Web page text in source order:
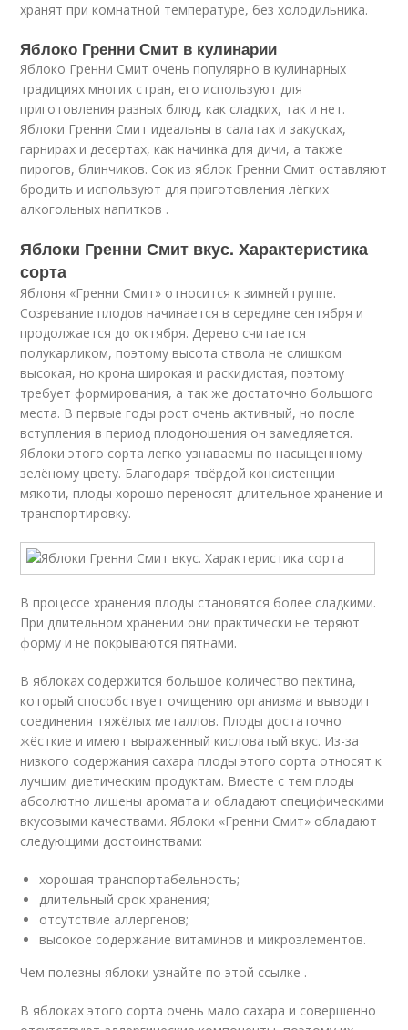
хранят при комнатной температуре, без холодильника.
Яблоко Гренни Смит в кулинарии
Яблоко Гренни Смит очень популярно в кулинарных
традициях многих стран, его используют для
приготовления разных блюд, как сладких, так и нет.
Яблоки Гренни Смит идеальны в салатах и закусках,
гарнирах и десертах, как начинка для дичи, а также
пирогов, блинчиков. Сок из яблок Гренни Смит оставляют
бродить и используют для приготовления лёгких
алкогольных напитков .
Яблоки Гренни Смит вкус. Характеристика
сорта
Яблоня «Гренни Смит» относится к зимней группе.
Созревание плодов начинается в середине сентября и
продолжается до октября. Дерево считается
полукарликом, поэтому высота ствола не слишком
высокая, но крона широкая и раскидистая, поэтому
требует формирования, а так же достаточно большого
места. В первые годы рост очень активный, но после
вступления в период плодоношения он замедляется.
Яблоки этого сорта легко узнаваемы по насыщенному
зелёному цвету. Благодаря твёрдой консистенции
мякоти, плоды хорошо переносят длительное хранение и
транспортировку.
В процессе хранения плоды становятся более сладкими.
При длительном хранении они практически не теряют
форму и не покрываются пятнами.
В яблоках содержится большое количество пектина,
который способствует очищению организма и выводит
соединения тяжёлых металлов. Плоды достаточно
жёсткие и имеют выраженный кисловатый вкус. Из-за
низкого содержания сахара плоды этого сорта относят к
лучшим диетическим продуктам. Вместе с тем плоды
абсолютно лишены аромата и обладают специфическими
вкусовыми качествами. Яблоки «Гренни Смит» обладают
следующими достоинствами:
хорошая транспортабельность;
длительный срок хранения;
отсутствие аллергенов;
высокое содержание витаминов и микроэлементов.
Чем полезны яблоки узнайте по этой ссылке .
В яблоках этого сорта очень мало сахара и совершенно